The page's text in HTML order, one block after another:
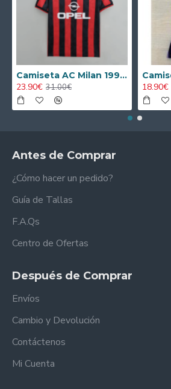
Camiseta AC Milan 1995/1996 Local Retro
23.90€ 31.00€ 18.90€
Antes de Comprar
¿Cómo hacer un pedido?
Guía de Tallas
F.A.Qs
Centro de Ofertas
Después de Comprar
Envíos
Cambio y Devolución
Contáctenos
Mi Cuenta